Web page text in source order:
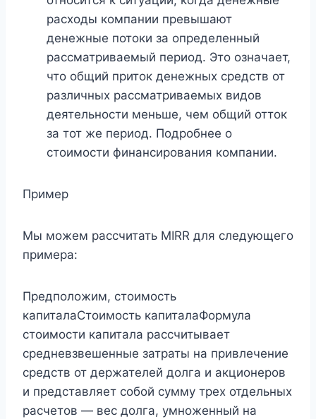
расходы компании превышают
денежные потоки за определенный
рассматриваемый период. Это означает,
что общий приток денежных средств от
различных рассматриваемых видов
деятельности меньше, чем общий отток
за тот же период. Подробнее о
стоимости финансирования компании.
Пример
Мы можем рассчитать MIRR для следующего
примера:
Предположим, стоимость
капиталаСтоимость капиталаФормула
стоимости капитала рассчитывает
средневзвешенные затраты на привлечение
средств от держателей долга и акционеров
и представляет собой сумму трех отдельных
расчетов — вес долга, умноженный на